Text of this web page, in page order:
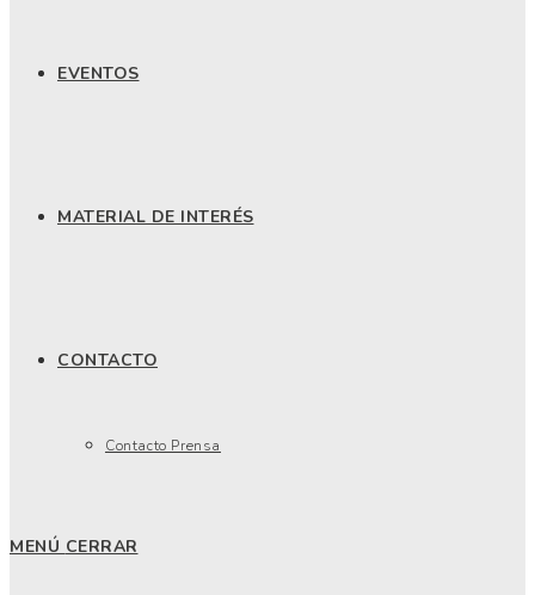
EVENTOS
MATERIAL DE INTERÉS
CONTACTO
Contacto Prensa
MENÚ CERRAR